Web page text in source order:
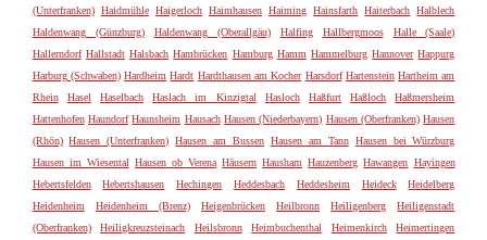
(Unterfranken) Haidmühle Haigerloch Haimhausen Haiming Hainsfarth Haiterbach Halblech
Haldenwang (Günzburg)
Haldenwang (Oberallgäu) Halfing Hallbergmoos
Halle (Saale)
Hallerndorf Hallstadt Halsbach Hambrücken Hamburg Hamm Hammelburg Hannover Happurg
Harburg (Schwaben) Hardheim Hardt Hardthausen am Kocher Harsdorf Hartenstein Hartheim am
Rhein
Hasel Haselbach Haslach im Kinzigtal Hasloch Haßfurt Haßloch
Haßmersheim
Hattenhofen Haundorf Haunsheim Hausach Hausen (Niederbayern) Hausen (Oberfranken) Hausen
(Rhön) Hausen (Unterfranken) Hausen am Bussen Hausen am Tann Hausen bei Würzburg
Hausen im Wiesental Hausen ob Verena Häusern Hausham Hauzenberg Hawangen Hayingen
Hebertsfelden
Hebertshausen Hechingen Heddesbach Heddesheim Heideck
Heidelberg
Heidenheim
Heidenheim (Brenz) Heigenbrücken Heilbronn Heiligenberg
Heiligenstadt
(Oberfranken)
Heiligkreuzsteinach Heilsbronn Heimbuchenthal Heimenkirch
Heimertingen